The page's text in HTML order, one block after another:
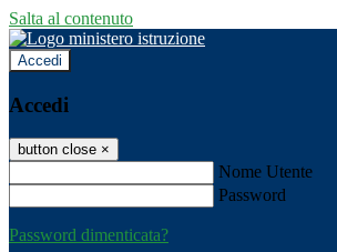
Salta al contenuto
Accedi
Accedi
button close ×
Nome Utente
Password
Password dimenticata?